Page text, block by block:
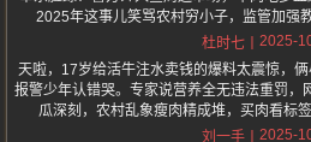
2025年这事儿笑骂农村穷小子，监管加强
杜时七
2025-
天啦，17岁给活牛注水卖钱的爆料太震惊，
报警少年认错哭。专家说营养全无违法重罚
瓜深刻，农村乱象瘦肉精成堆，买肉看标
刘一手
2025-